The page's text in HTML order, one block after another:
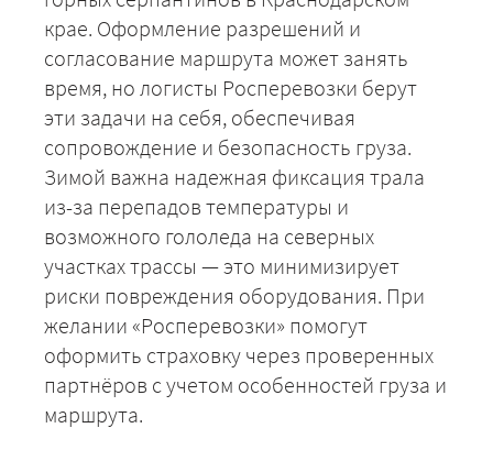
крае. Оформление разрешений и
согласование маршрута может занять
время, но логисты Росперевозки берут
эти задачи на себя, обеспечивая
сопровождение и безопасность груза.
Зимой важна надежная фиксация трала
из-за перепадов температуры и
возможного гололеда на северных
участках трассы — это минимизирует
риски повреждения оборудования. При
желании «Росперевозки» помогут
оформить страховку через проверенных
партнёров с учетом особенностей груза и
маршрута.
+7 (499) 520-05-23